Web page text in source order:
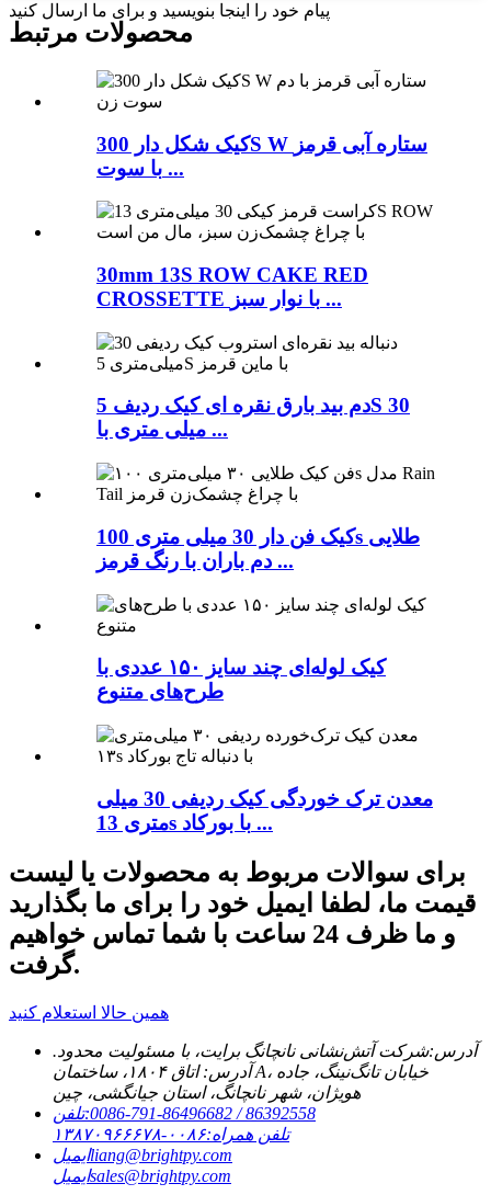
پیام خود را اینجا بنویسید و برای ما ارسال کنید
محصولات مرتبط
کیک شکل دار 300S W ستاره آبی قرمز
با سوت ...
30mm 13S ROW CAKE RED
CROSSETTE با نوار سبز ...
دم بید بارق نقره ای کیک ردیف 5S 30
میلی متری با ...
کیک فن دار 30 میلی متری 100s طلایی
دم باران با رنگ قرمز ...
کیک لوله‌ای چند سایز ۱۵۰ عددی با
طرح‌های متنوع
معدن ترک خوردگی کیک ردیفی 30 میلی
متری 13s با بورکاد ...
برای سوالات مربوط به محصولات یا لیست
قیمت ما، لطفا ایمیل خود را برای ما بگذارید
و ما ظرف 24 ساعت با شما تماس خواهیم
گرفت.
همین حالا استعلام کنید
آدرس:شرکت آتش‌نشانی نانچانگ برایت، با مسئولیت محدود.
آدرس: اتاق ۱۸۰۴، ساختمان A، خیابان تانگ‌نینگ، جاده
هویژان، شهر نانچانگ، استان جیانگشی، چین
تلفن:‎0086-791-86496682 / 86392558‎
تلفن همراه:۰۰۸۶-۱۳۸۷۰۹۶۶۶۷۸
ایمیلliang@brightpy.com
ایمیلsales@brightpy.com